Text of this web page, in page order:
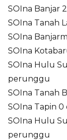
SOIna Banjar
SOIna Tanah
SOIna
SOIna
SOIna Hulu
perunggu
SOIna Tanah
SOIna Tapin 0
SOIna Hulu
perunggu